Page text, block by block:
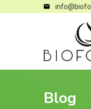
Blog